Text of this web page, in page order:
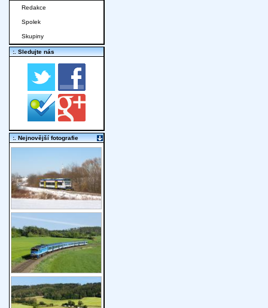
Redakce
Spolek
Skupiny
:. Sledujte nás
:. Nejnovější fotografie